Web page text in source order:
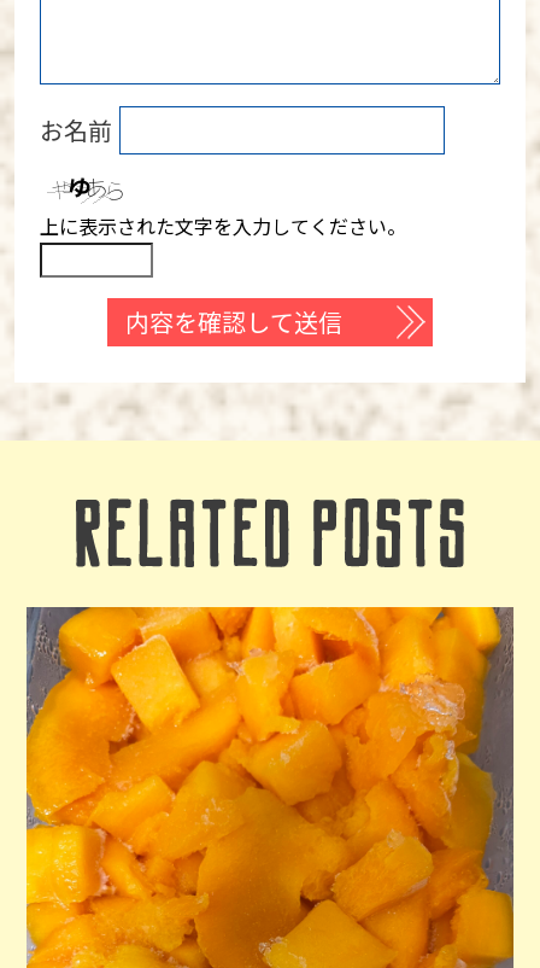
お名前
上に表示された文字を入力してください。